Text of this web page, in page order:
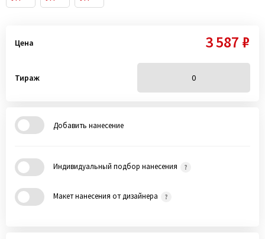
Цена 3 587 ₽
Тираж
Добавить нанесение
Индивидуальный подбор нанесения
Макет нанесения от дизайнера